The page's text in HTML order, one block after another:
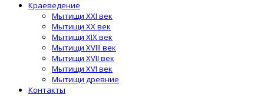
Краеведение
Мытищи XXI век
Мытищи XX век
Мытищи XIX век
Мытищи XVIII век
Мытищи XVII век
Мытищи XVI век
Мытищи древние
Контакты